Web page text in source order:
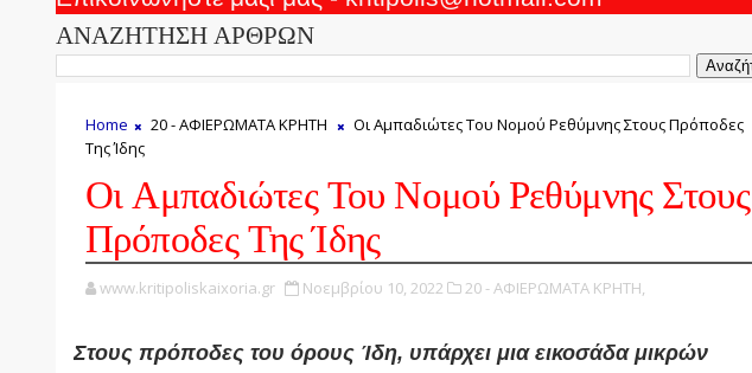
ΑΝΑΖΗΤΗΣΗ ΑΡΘΡΩΝ
Home 20 - ΑΦΙΕΡΩΜΑΤΑ ΚΡΗΤΗ
Οι Αμπαδιώτες Του Νομού Ρεθύμνης Στους Πρόποδες
Της Ίδης
Οι Αμπαδιώτες Του Νομού Ρεθύμνης Στους
Πρόποδες Της Ίδης
www.kritipoliskaixoria.gr Νοεμβρίου 10, 2022 20 - ΑΦΙΕΡΩΜΑΤΑ ΚΡΗΤΗ,
Στους πρόποδες του όρους Ίδη, υπάρχει μια εικοσάδα μικρών